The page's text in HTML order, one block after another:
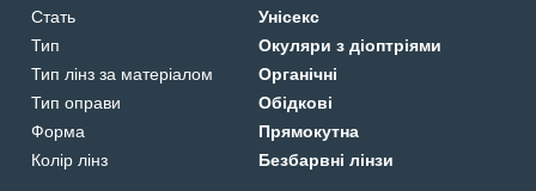
Стать
Унісекс
Тип
Окуляри з діоптріями
Тип лінз за матеріалом
Органічні
Тип оправи
Обідкові
Форма
Прямокутна
Колір лінз
Безбарвні лінзи